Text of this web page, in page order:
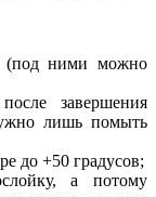
(под ними можно
завершения
лишь помыть
до +50 градусов;
а потому